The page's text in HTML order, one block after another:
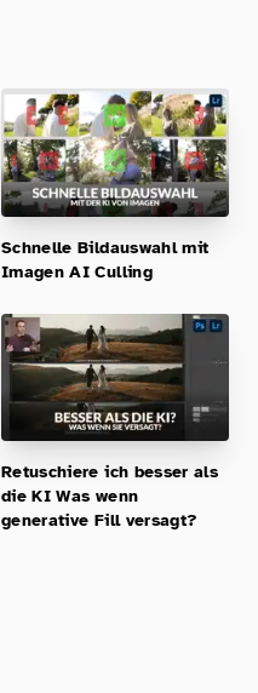
Schnelle Bildauswahl mit
Imagen AI Culling
Retuschiere ich besser als
die KI Was wenn
generative Fill versagt?